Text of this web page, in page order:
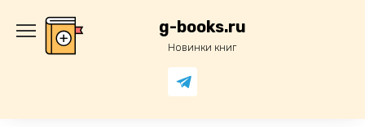
содержанию
g-books.ru
Новинки книг